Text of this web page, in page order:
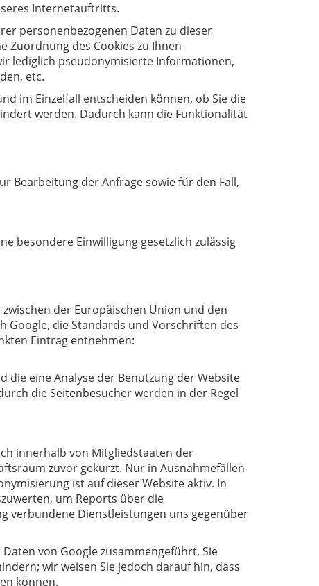
Internetauftritts.
personenbezogenen Daten zu dieser
Zuordnung des Cookies zu Ihnen
lediglich pseudonymisierte Informationen,
etc.
im Einzelfall entscheiden können, ob Sie die
werden. Dadurch kann die Funktionalität
Bearbeitung der Anfrage sowie für den Fall,
besondere Einwilligung gesetzlich zulässig
der Europäischen Union und den
Google, die Standards und Vorschriften des
Eintrag entnehmen:
die eine Analyse der Benutzung der Website
die Seitenbesucher werden in der Regel
innerhalb von Mitgliedstaaten der
zuvor gekürzt. Nur in Ausnahmefällen
ist auf dieser Website aktiv. In
um Reports über die
verbundene Dienstleistungen uns gegenüber
von Google zusammengeführt. Sie
wir weisen Sie jedoch darauf hin, dass
können.